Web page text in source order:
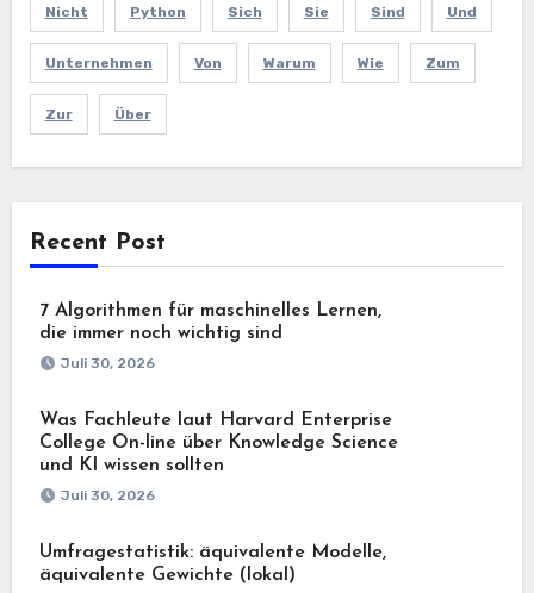
Nicht Python Sich Sie Sind Und
Unternehmen Von Warum Wie Zum
Zur Über
Recent Post
7 Algorithmen für maschinelles Lernen,
die immer noch wichtig sind
Juli 30, 2026
Was Fachleute laut Harvard Enterprise
College On-line über Knowledge Science
und KI wissen sollten
Juli 30, 2026
Umfragestatistik: äquivalente Modelle,
äquivalente Gewichte (lokal)